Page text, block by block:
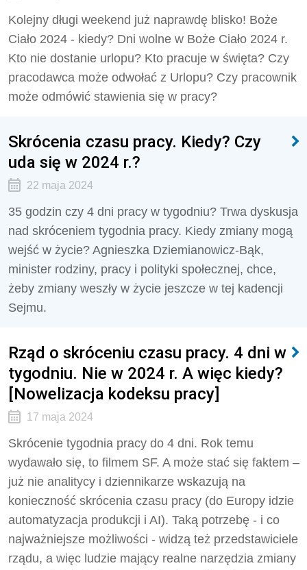
Kolejny długi weekend już naprawdę blisko! Boże
Ciało 2024 - kiedy? Dni wolne w Boże Ciało 2024 r.
Kto nie dostanie urlopu? Kto pracuje w święta? Czy
pracodawca może odwołać z Urlopu? Czy pracownik
może odmówić stawienia się w pracy?
Skrócenia czasu pracy. Kiedy? Czy
uda się w 2024 r.?
22 maja 2024
35 godzin czy 4 dni pracy w tygodniu? Trwa dyskusja
nad skróceniem tygodnia pracy. Kiedy zmiany mogą
wejść w życie? Agnieszka Dziemianowicz-Bąk,
minister rodziny, pracy i polityki społecznej, chce,
żeby zmiany weszły w życie jeszcze w tej kadencji
Sejmu.
Rząd o skróceniu czasu pracy. 4 dni w
tygodniu. Nie w 2024 r. A więc kiedy?
[Nowelizacja kodeksu pracy]
17 maja 2024
Skrócenie tygodnia pracy do 4 dni. Rok temu
wydawało się, to filmem SF. A może stać się faktem –
już nie analitycy i dziennikarze wskazują na
konieczność skrócenia czasu pracy (do Europy idzie
automatyzacja produkcji i AI). Taką potrzebę - i co
najważniejsze możliwości - widzą też przedstawiciele
rządu, a więc ludzie mający realne narzędzia zmiany